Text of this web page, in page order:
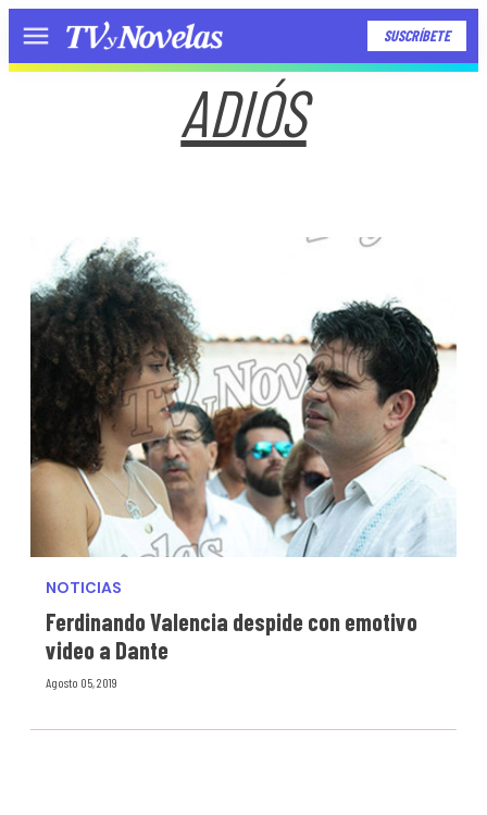
Menú SUSCRÍBETE
ADIÓS
NOTICIAS
Ferdinando Valencia despide con emotivo
video a Dante
Agosto 05, 2019